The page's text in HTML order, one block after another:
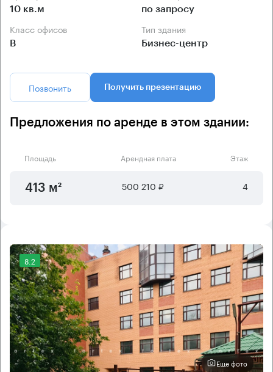
10 кв.м по запросу
Класс офисов
B
Тип здания
Бизнес-центр
Позвонить Получить презентацию
Предложения по аренде в этом здании:
Площадь Арендная плата Этаж
413 м² 500 210 ₽ 4
8.2
Еще фото